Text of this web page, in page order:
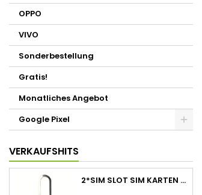
OPPO
VIVO
Sonderbestellung
Gratis!
Monatliches Angebot
Google Pixel
VERKAUFSHITS
2*SIM SLOT SIM KARTEN STIFT NADEL PIN TRAY ÖFFNER EJECT TOOL